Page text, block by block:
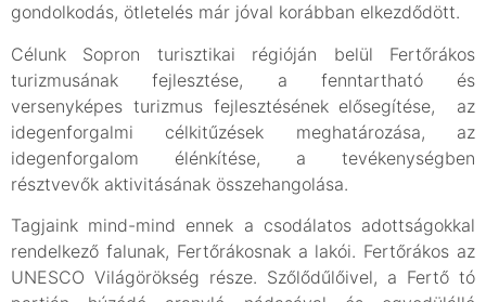
gondolkodás, ötletelés már jóval korábban elkezdődött.
Célunk Sopron turisztikai régióján belül Fertőrákos
turizmusának fejlesztése, a fenntartható és
versenyképes turizmus fejlesztésének elősegítése, az
idegenforgalmi célkitűzések meghatározása, az
idegenforgalom élénkítése, a tevékenységben
résztvevők aktivitásának összehangolása.
Tagjaink mind-mind ennek a csodálatos adottságokkal
rendelkező falunak, Fertőrákosnak a lakói. Fertőrákos az
UNESCO Világörökség része. Szőlődűlőivel, a Fertő tó